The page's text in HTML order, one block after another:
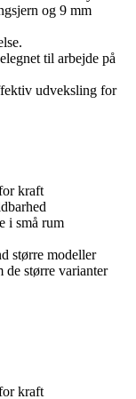
og 9 mm
til arbejde på
udveksling for
kraft
i små rum
større modeller
de større varianter
kraft